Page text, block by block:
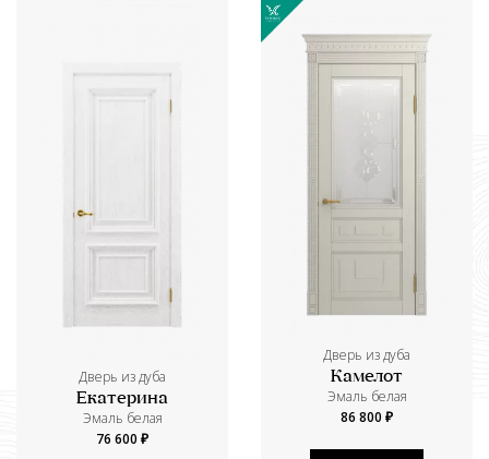
Дверь из дуба
Екатерина
Эмаль белая
76 600 ₽
Дверь из дуба
Камелот
Эмаль белая
86 800 ₽